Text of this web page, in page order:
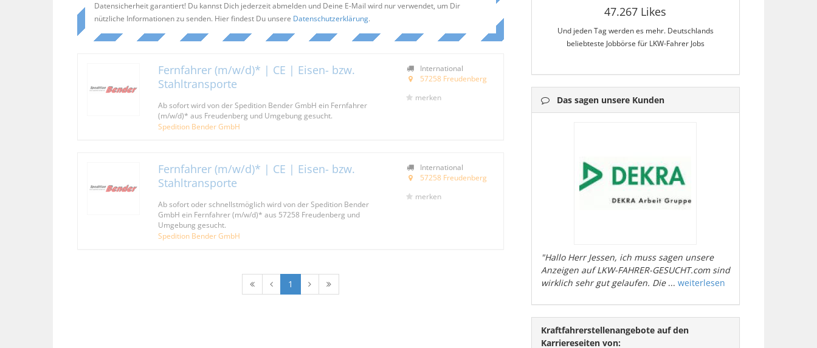
Datensicherheit garantiert! Du kannst Dich jederzeit abmelden und Deine E-Mail wird nur verwendet, um Dir
nützliche Informationen zu senden. Hier findest Du unsere Datenschutzerklärung.
Fernfahrer (m/w/d)* | CE | Eisen- bzw.
Stahltransporte
Ab sofort wird von der Spedition Bender GmbH ein Fernfahrer
(m/w/d)* aus Freudenberg und Umgebung gesucht.
Spedition Bender GmbH
International
57258 Freudenberg
merken
Fernfahrer (m/w/d)* | CE | Eisen- bzw.
Stahltransporte
Ab sofort oder schnellstmöglich wird von der Spedition Bender
GmbH ein Fernfahrer (m/w/d)* aus 57258 Freudenberg und
Umgebung gesucht.
Spedition Bender GmbH
International
57258 Freudenberg
merken
1
47.267 Likes
Und jeden Tag werden es mehr. Deutschlands
beliebteste Jobbörse für LKW-Fahrer Jobs
Das sagen unsere Kunden
"Hallo Herr Jessen, ich muss sagen unsere
Anzeigen auf LKW-FAHRER-GESUCHT.com sind
wirklich sehr gut gelaufen. Die... weiterlesen
Kraftfahrerstellenangebote auf den
Karriereseiten von: